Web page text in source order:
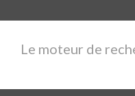
Le moteur de